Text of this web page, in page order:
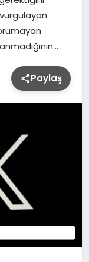
vurgulayan
Paylaş